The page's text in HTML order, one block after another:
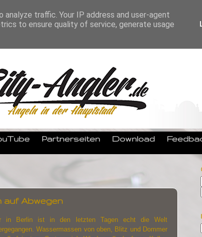
Partnerseiten Download
auf Abwegen
in Berlin ist in den letzten Tagen echt die Welt
Wassermassen von oben, Blitz und Dommer
traffic. Your IP address and user-agent
to ensure quality of service, generate usage